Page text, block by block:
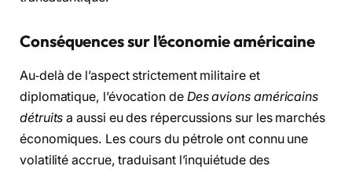
Conséquences sur l’économie américaine
Au‑delà de l’aspect strictement militaire et
diplomatique, l’évocation de Des avions américains
détruits a aussi eu des répercussions sur les marchés
économiques. Les cours du pétrole ont connu une
volatilité accrue, traduisant l’inquiétude des